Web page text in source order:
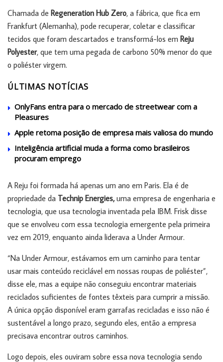
Chamada de Regeneration Hub Zero, a fábrica, que fica em
Frankfurt (Alemanha), pode recuperar, coletar e classificar
tecidos que foram descartados e transformá-los em Reju
Polyester, que tem uma pegada de carbono 50% menor do que
o poliéster virgem.
ÚLTIMAS NOTÍCIAS
OnlyFans entra para o mercado de streetwear com a
Pleasures
Apple retoma posição de empresa mais valiosa do mundo
Inteligência artificial muda a forma como brasileiros
procuram emprego
A Reju foi formada há apenas um ano em Paris. Ela é de
propriedade da Technip Energies, uma empresa de engenharia e
tecnologia, que usa tecnologia inventada pela IBM. Frisk disse
que se envolveu com essa tecnologia emergente pela primeira
vez em 2019, enquanto ainda liderava a Under Armour.
“Na Under Armour, estávamos em um caminho para tentar
usar mais conteúdo reciclável em nossas roupas de poliéster”,
disse ele, mas a equipe não conseguiu encontrar materiais
reciclados suficientes de fontes têxteis para cumprir a missão.
A única opção disponível eram garrafas recicladas e isso não é
sustentável a longo prazo, segundo eles, então a empresa
precisava encontrar outros caminhos.
Logo depois, eles ouviram sobre essa nova tecnologia sendo